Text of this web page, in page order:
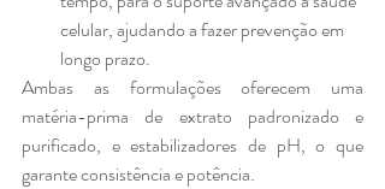
celular, ajudando a fazer prevenção em
longo prazo.
Ambas as formulações oferecem uma
matéria-prima de extrato padronizado e
purificado, e estabilizadores de pH, o que
garante consistência e potência.